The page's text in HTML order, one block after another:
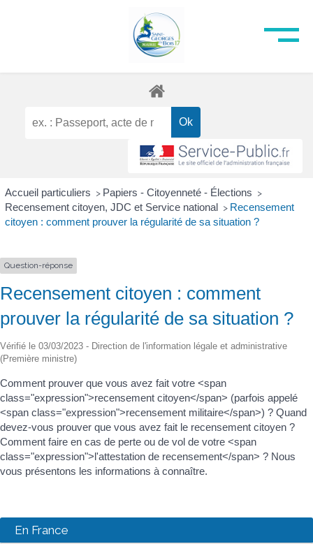
Accueil particuliers > Papiers - Citoyenneté - Élections >
Recensement citoyen, JDC et Service national > Recensement
citoyen : comment prouver la régularité de sa situation ?
Question-réponse
Recensement citoyen : comment
prouver la régularité de sa situation ?
Vérifié le 03/03/2023 - Direction de l'information légale et administrative
(Première ministre)
Comment prouver que vous avez fait votre <span
class="expression">recensement citoyen</span> (parfois appelé
<span class="expression">recensement militaire</span>) ? Quand
devez-vous prouver que vous avez fait le recensement citoyen ?
Comment faire en cas de perte ou de vol de votre <span
class="expression">l'attestation de recensement</span> ? Nous
vous présentons les informations à connaître.
En France